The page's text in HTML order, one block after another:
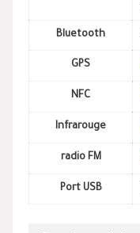
Bluetooth
GPS
NFC
Infrarouge
radio FM
Port USB